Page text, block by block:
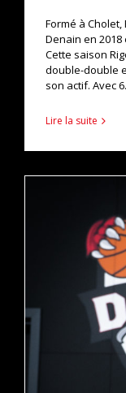
Formé à
Denain en
Cette saison
double-double
son actif. Avec
Lire la suite